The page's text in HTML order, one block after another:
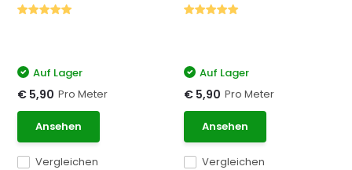
Vergleichen
Auf Lager
€ 5,90 Pro Meter
Ansehen
Vergleichen
Auf Lager
€ 5,90 Pro Meter
Ansehen